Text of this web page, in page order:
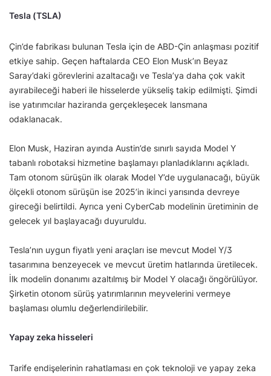
Tesla (TSLA)
Çin’de fabrikası bulunan Tesla için de ABD-Çin anlaşması pozitif
etkiye sahip. Geçen haftalarda CEO Elon Musk’ın Beyaz
Saray’daki görevlerini azaltacağı ve Tesla’ya daha çok vakit
ayırabileceği haberi ile hisselerde yükseliş takip edilmişti. Şimdi
ise yatırımcılar haziranda gerçekleşecek lansmana
odaklanacak.
Elon Musk, Haziran ayında Austin’de sınırlı sayıda Model Y
tabanlı robotaksi hizmetine başlamayı planladıklarını açıkladı.
Tam otonom sürüşün ilk olarak Model Y’de uygulanacağı, büyük
ölçekli otonom sürüşün ise 2025’in ikinci yarısında devreye
gireceği belirtildi. Ayrıca yeni CyberCab modelinin üretiminin de
gelecek yıl başlayacağı duyuruldu.
Tesla’nın uygun fiyatlı yeni araçları ise mevcut Model Y/3
tasarımına benzeyecek ve mevcut üretim hatlarında üretilecek.
İlk modelin donanımı azaltılmış bir Model Y olacağı öngörülüyor.
Şirketin otonom sürüş yatırımlarının meyvelerini vermeye
başlaması olumlu değerlendirilebilir.
Yapay zeka hisseleri
Tarife endişelerinin rahatlaması en çok teknoloji ve yapay zeka